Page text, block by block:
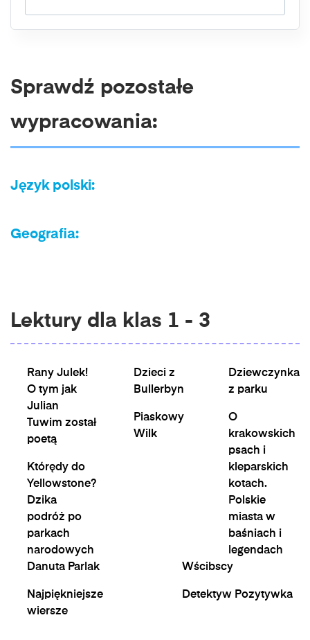
Sprawdź pozostałe
wypracowania:
Język polski:
Geografia:
Lektury dla klas 1 - 3
Rany Julek!
O tym jak
Julian
Tuwim został
poetą
Którędy do
Yellowstone?
Dzika
podróż po
parkach
narodowych
Dzieci z
Bullerbyn
Piaskowy
Wilk
Dziewczynka
z parku
O
krakowskich
psach i
kleparskich
kotach.
Polskie
miasta w
baśniach i
legendach
Danuta Parlak
Najpiękniejsze
wiersze
Wścibscy
Detektyw Pozytywka